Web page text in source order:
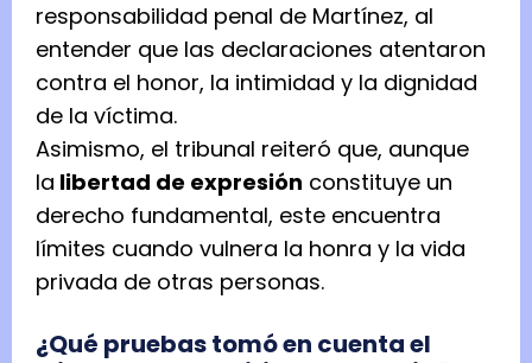
responsabilidad penal de Martínez, al
entender que las declaraciones atentaron
contra el honor, la intimidad y la dignidad
de la víctima.
Asimismo, el tribunal reiteró que, aunque
la libertad de expresión constituye un
derecho fundamental, este encuentra
límites cuando vulnera la honra y la vida
privada de otras personas.
¿Qué pruebas tomó en cuenta el